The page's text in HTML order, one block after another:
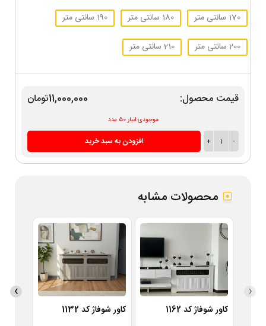
170 سانتی متر 180 سانتی متر 190 سانتی متر
200 سانتی متر 210 سانتی متر
قیمت محصول: 11,000,000تومان
موجودی انبار 50 عدد
-
1
+ افزودن به سبد خرید
محصولات مشابه
کاور شوفاژ کد 1162 کاور شوفاژ کد 1132
‹
›